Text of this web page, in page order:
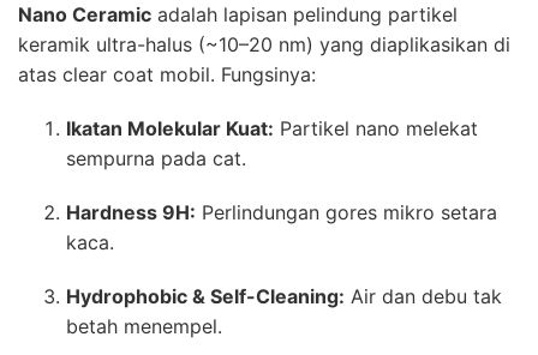
Nano Ceramic adalah lapisan pelindung partikel
keramik ultra-halus (~10–20 nm) yang diaplikasikan di
atas clear coat mobil. Fungsinya:
Ikatan Molekular Kuat: Partikel nano melekat
sempurna pada cat.
Hardness 9H: Perlindungan gores mikro setara
kaca.
Hydrophobic & Self-Cleaning: Air dan debu tak
betah menempel.